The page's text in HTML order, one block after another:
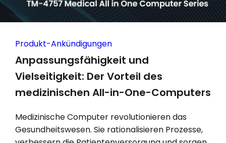
Produkt-Ankündigungen
Anpassungsfähigkeit und
Vielseitigkeit: Der Vorteil des
medizinischen All-in-One-Computers
Medizinische Computer revolutionieren das
Gesundheitswesen. Sie rationalisieren Prozesse,